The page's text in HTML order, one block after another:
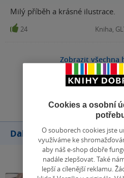
Milý příběh a krásné ilustrace.
24 Kniha,
Zobrazit všechna
Přidat
Další knihy autora
Cookies a osobní
O souborech cookies jste
využíváme ke
aby náš e-shop dobře
nadále zlepšovat. Také
lepší a cílenější reklamu.